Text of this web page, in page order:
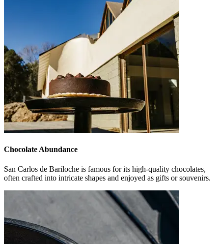
Chocolate Abundance
San Carlos de Bariloche is famous for its high-quality chocolates,
often crafted into intricate shapes and enjoyed as gifts or souvenirs.